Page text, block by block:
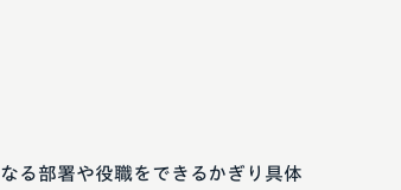
る部署や役職をできるかぎり具体